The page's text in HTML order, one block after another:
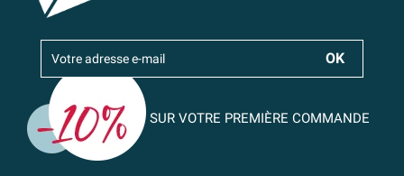
SUR VOTRE PREMIÈRE COMMANDE